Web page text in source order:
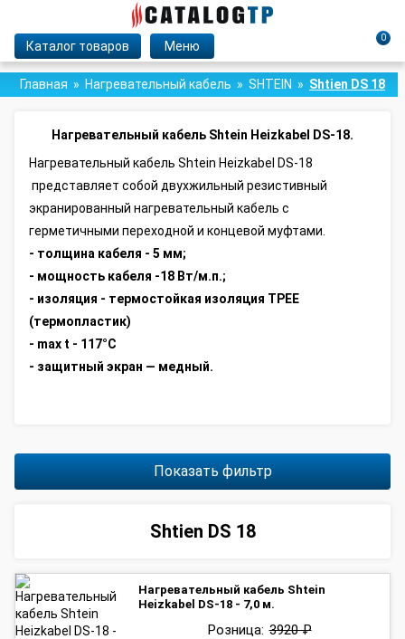
Каталог товаров Меню
0
Главная Нагревательный кабель SHTEIN Shtien DS 18
Нагревательный кабель Shtein Heizkabel DS-18.
Нагревательный кабель Shtein Heizkabel DS-18
представляет собой двухжильный резистивный
экранированный нагревательный кабель с
герметичными переходной и концевой муфтами.
- толщина кабеля - 5 мм;
- мощность кабеля -18 Вт/м.п.;
- изоляция - термостойкая изоляция TPEE
(термопластик)
- max t - 117°C
- защитный экран — медный.
Показать фильтр
Shtien DS 18
Нагревательный кабель Shtein
Heizkabel DS-18 - 7,0 м.
Розница: 3920 ₽